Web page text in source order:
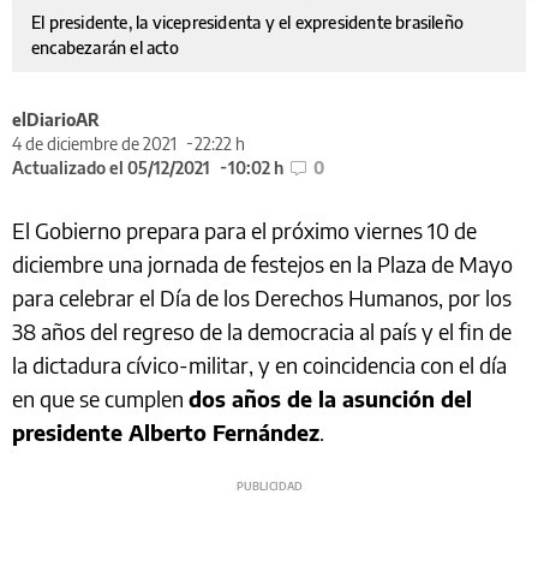
El presidente, la vicepresidenta y el expresidente brasileño
encabezarán el acto
elDiarioAR
4 de diciembre de 2021
22:22 h
Actualizado el 05/12/2021
10:02 h 0
El Gobierno prepara para el próximo viernes 10 de
diciembre una jornada de festejos en la Plaza de Mayo
para celebrar el Día de los Derechos Humanos, por los
38 años del regreso de la democracia al país y el fin de
la dictadura cívico-militar, y en coincidencia con el día
en que se cumplen dos años de la asunción del
presidente Alberto Fernández.